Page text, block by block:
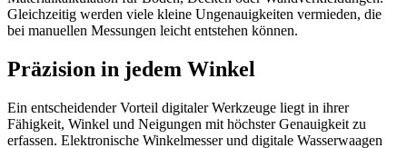
Gleichzeitig werden viele kleine Ungenauigkeiten vermieden, die
bei manuellen Messungen leicht entstehen können.
Präzision in jedem Winkel
Ein entscheidender Vorteil digitaler Werkzeuge liegt in ihrer
Fähigkeit, Winkel und Neigungen mit höchster Genauigkeit zu
erfassen. Elektronische Winkelmesser und digitale Wasserwaagen